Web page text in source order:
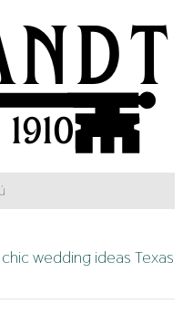
wedding ideas Texas